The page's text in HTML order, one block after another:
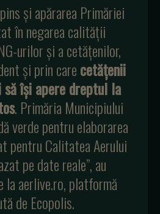
și apărarea Primăriei
în negarea calității
urilor și a cetățenilor,
și prin carecetățenii
își apere dreptul la
. Primăria Municipiului
verde pentru elaborarea
pentru Calitatea Aerului
pe date reale”, au
la aerlive.ro, platformă
de Ecopolis.